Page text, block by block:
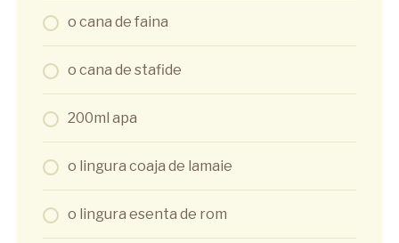
o cana de faina
o cana de stafide
200ml apa
o lingura coaja de lamaie
o lingura esenta de rom